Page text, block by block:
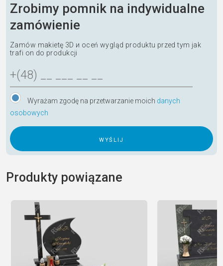
Zrobimy pomnik na indywidualne
zamówienie
Zamów makietę 3D и oceń wygląd produktu przed tym jak
trafi on do produkcji
Wyrażam zgodę na przetwarzanie moich danych
osobowych
A
t
Produkty powiązane